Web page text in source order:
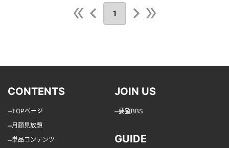
1
CONTENTS
–TOPページ
–月額見放題
–単品コンテンツ
JOIN US
–要望BBS
GUIDE